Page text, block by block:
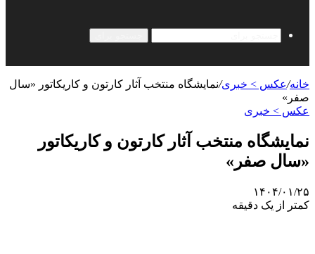
خانه/عکس > خبری/نمایشگاه منتخب آثار کارتون و کاریکاتور «سال
صفر»
عکس > خبری
نمایشگاه منتخب آثار کارتون و کاریکاتور
«سال صفر»
۱۴۰۴/۰۱/۲۵
کمتر از یک دقیقه